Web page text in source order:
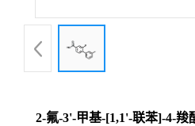
厅2-氟-3'-甲基-[1,1'-联苯]-4-羧